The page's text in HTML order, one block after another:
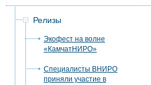
Релизы
Экофест на волне
«КамчатНИРО»
Специалисты ВНИРО
приняли участие в